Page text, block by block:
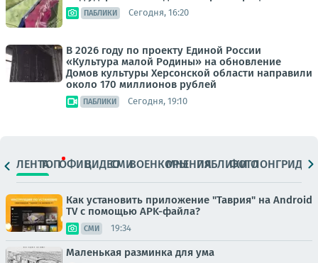
ПАБЛИКИ Сегодня, 16:20
В 2026 году по проекту Единой России
«Культура малой Родины» на обновление
Домов культуры Херсонской области направили
около 170 миллионов рублей
ПАБЛИКИ Сегодня, 19:10
ЛЕНТАТОПОФИЦ.ВИДЕОСМИВОЕНКОРЫМНЕНИЯПАБЛИКИ
ФОТОЛОНГРИДЫ
Как установить приложение "Таврия" на Android
TV с помощью APK-файла?
СМИ 19:34
Маленькая разминка для ума